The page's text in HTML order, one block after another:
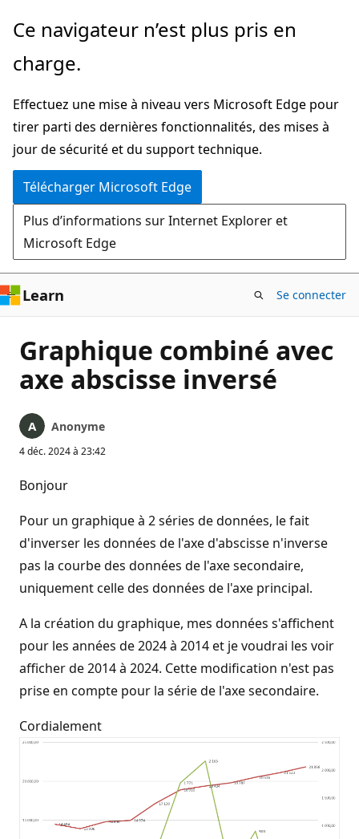
Passer
directement
au
principal
Ce navigateur n’est plus pris en
charge.
Effectuez une mise à niveau vers Microsoft Edge pour
tirer parti des dernières fonctionnalités, des mises à
jour de sécurité et du support technique.
Télécharger Microsoft Edge
Plus d’informations sur Internet Explorer et
Microsoft Edge
Learn Se connecter
Graphique combiné avec
axe abscisse inversé
Anonyme
4 déc. 2024 à 23:42
Bonjour
Pour un graphique à 2 séries de données, le fait
d'inverser les données de l'axe d'abscisse n'inverse
pas la courbe des données de l'axe secondaire,
uniquement celle des données de l'axe principal.
A la création du graphique, mes données s'affichent
pour les années de 2024 à 2014 et je voudrai les voir
afficher de 2014 à 2024. Cette modification n'est pas
prise en compte pour la série de l'axe secondaire.
Cordialement